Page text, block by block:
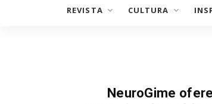
REVISTA CULTURA
NeuroGime